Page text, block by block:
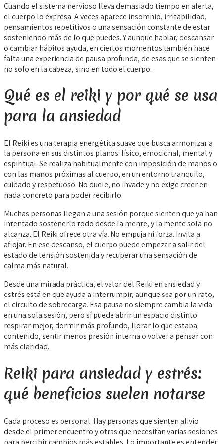
Cuando el sistema nervioso lleva demasiado tiempo en alerta,
el cuerpo lo expresa. A veces aparece insomnio, irritabilidad,
pensamientos repetitivos o una sensación constante de estar
sosteniendo más de lo que puedes. Y aunque hablar, descansar
o cambiar hábitos ayuda, en ciertos momentos también hace
falta una experiencia de pausa profunda, de esas que se sienten
no solo en la cabeza, sino en todo el cuerpo.
Qué es el reiki y por qué se usa
para la ansiedad
El Reiki es una terapia energética suave que busca armonizar a
la persona en sus distintos planos: físico, emocional, mental y
espiritual. Se realiza habitualmente con imposición de manos o
con las manos próximas al cuerpo, en un entorno tranquilo,
cuidado y respetuoso. No duele, no invade y no exige creer en
nada concreto para poder recibirlo.
Muchas personas llegan a una sesión porque sienten que ya han
intentado sostenerlo todo desde la mente, y la mente sola no
alcanza. El Reiki ofrece otra vía. No empuja ni forza. Invita a
aflojar. En ese descanso, el cuerpo puede empezar a salir del
estado de tensión sostenida y recuperar una sensación de
calma más natural.
Desde una mirada práctica, el valor del Reiki en ansiedad y
estrés está en que ayuda a interrumpir, aunque sea por un rato,
el circuito de sobrecarga. Esa pausa no siempre cambia la vida
en una sola sesión, pero sí puede abrir un espacio distinto:
respirar mejor, dormir más profundo, llorar lo que estaba
contenido, sentir menos presión interna o volver a pensar con
más claridad.
Reiki para ansiedad y estrés:
qué beneficios suelen notarse
Cada proceso es personal. Hay personas que sienten alivio
desde el primer encuentro y otras que necesitan varias sesiones
para percibir cambios más estables. Lo importante es entender